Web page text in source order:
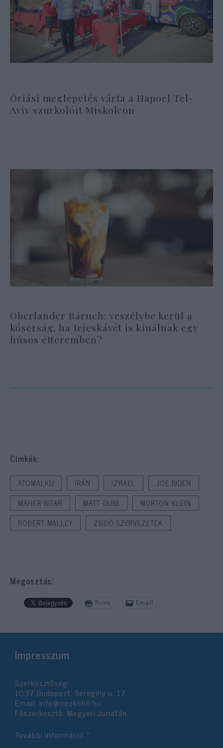
Óriási meglepetés várta a Hapoel Tel-
Aviv szurkolóit Miskolcon
Oberlander Báruch: veszélybe kerül a
kóserság, ha tejeskávét is kínálnak egy
húsos étteremben?
Cimkék:
ATOMALKU IRÁN IZRAEL
JOE BIDEN
MAHER BITAR
MATT DUSS
MORTON KLEIN
ROBERT MALLEY
ZSIDÓ SZERVEZETEK
Megosztás:
Print Email
Impresszum
Szerkesztőség:
1037 Budapest, Seregély u. 17.
Email: info@neokohn.hu
Főszerkesztő: Megyeri Jonatán
További információ »